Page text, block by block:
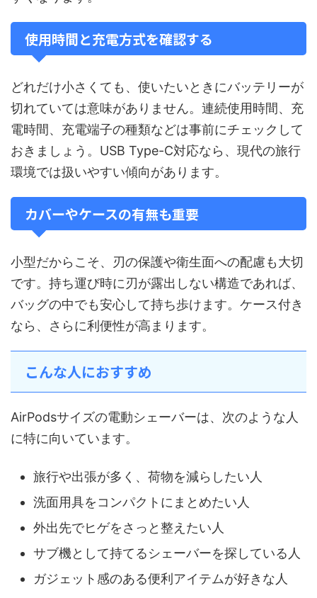
使用時間と充電方式を確認する
どれだけ小さくても、使いたいときにバッテリーが
切れていては意味がありません。連続使用時間、充
電時間、充電端子の種類などは事前にチェックして
おきましょう。USB Type-C対応なら、現代の旅行
環境では扱いやすい傾向があります。
カバーやケースの有無も重要
小型だからこそ、刃の保護や衛生面への配慮も大切
です。持ち運び時に刃が露出しない構造であれば、
バッグの中でも安心して持ち歩けます。ケース付き
なら、さらに利便性が高まります。
こんな人におすすめ
AirPodsサイズの電動シェーバーは、次のような人
に特に向いています。
旅行や出張が多く、荷物を減らしたい人
洗面用具をコンパクトにまとめたい人
外出先でヒゲをさっと整えたい人
サブ機として持てるシェーバーを探している人
ガジェット感のある便利アイテムが好きな人